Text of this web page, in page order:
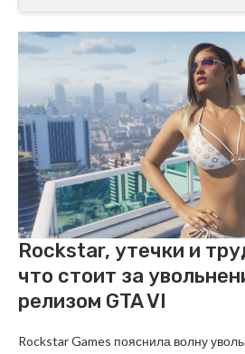
Rockstar, утечки и
что стоит за
релизом GTA VI
Rockstar Games пояснила волну